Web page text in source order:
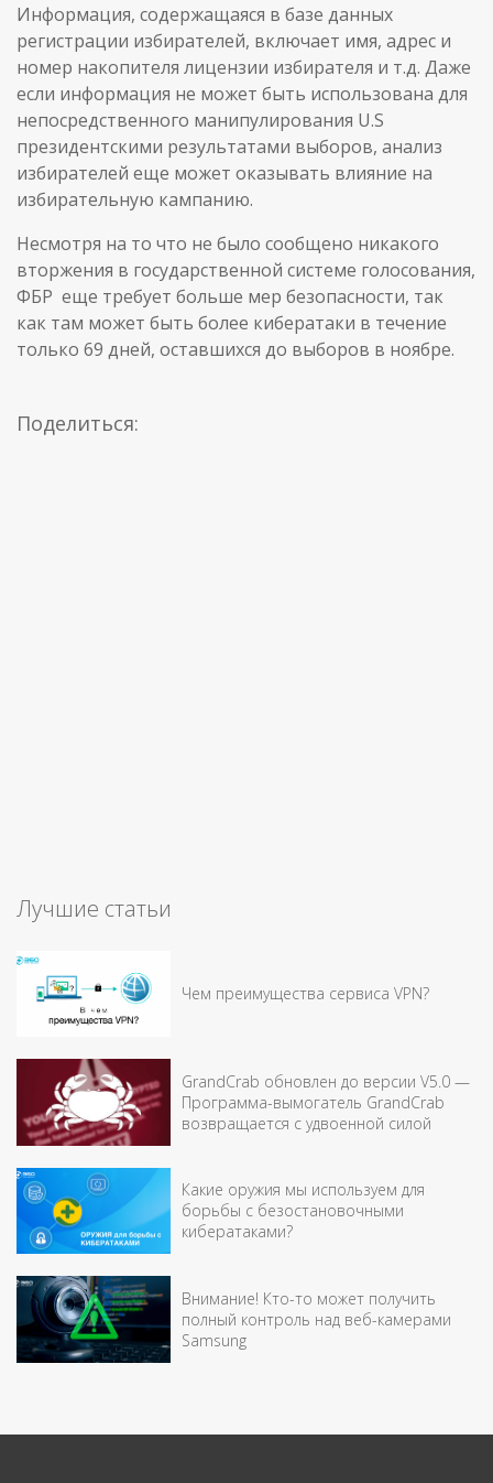
Информация, содержащаяся в базе данных
регистрации избирателей, включает имя, адрес и
номер накопителя лицензии избирателя и т.д. Даже
если информация не может быть использована для
непосредственного манипулирования U.S
президентскими результатами выборов, анализ
избирателей еще может оказывать влияние на
избирательную кампанию.
Несмотря на то что не было сообщено никакого
вторжения в государственной системе голосования,
ФБР еще требует больше мер безопасности, так
как там может быть более кибератаки в течение
только 69 дней, оставшихся до выборов в ноябре.
Поделиться:
Лучшие статьи
Чем преимущества сервиса VPN?
GrandCrab обновлен до версии V5.0 —
Программа-вымогатель GrandCrab
возвращается с удвоенной силой
Какие оружия мы используем для
борьбы с безостановочными
кибератаками?
Внимание! Кто-то может получить
полный контроль над веб-камерами
Samsung